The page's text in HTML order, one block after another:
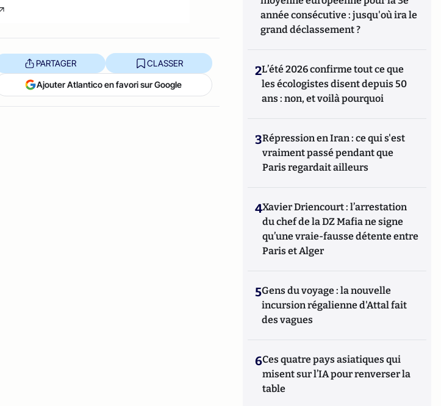
PARTAGER CLASSER
Ajouter Atlantico en favori sur Google
année consécutive : jusqu'où ira le
grand déclassement ?
2L’été 2026 confirme tout ce que
les écologistes disent depuis 50
ans : non, et voilà pourquoi
3Répression en Iran : ce qui s'est
vraiment passé pendant que
Paris regardait ailleurs
4Xavier Driencourt : l’arrestation
du chef de la DZ Mafia ne signe
qu’une vraie-fausse détente entre
Paris et Alger
5Gens du voyage : la nouvelle
incursion régalienne d'Attal fait
des vagues
6Ces quatre pays asiatiques qui
misent sur l’IA pour renverser la
table